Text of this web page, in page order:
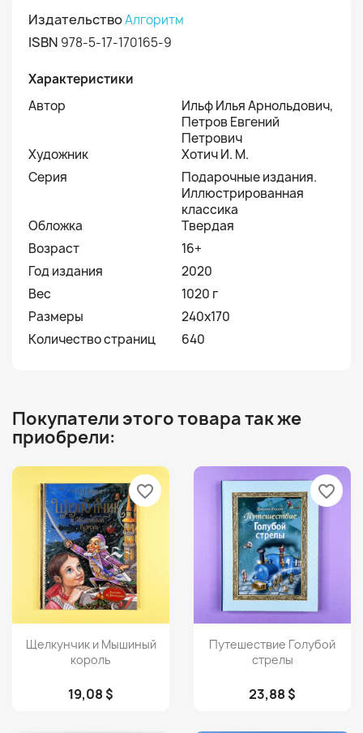
ИздательствоАлгоритм
ISBN 978-5-17-170165-9
Характеристики
Автор
Ильф Илья Арнольдович,
Петров Евгений
Петрович
Художник
Хотич И. М.
Серия
Подарочные издания.
Иллюстрированная
классика
Обложка
Твердая
Возраст
16+
Год издания
2020
Вес
1020 г
Размеры
240х170
Количество страниц
640
Покупатели этого товара так же
приобрели:
Просмотр
Щелкунчик и Мышиный
король
19,08 $
favorite_border
Просмотр
Путешествие Голубой
стрелы
23,88 $
favorite_border